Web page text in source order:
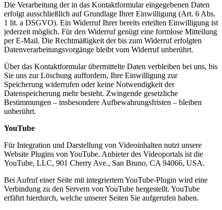
Die Verarbeitung der in das Kontaktformular eingegebenen Daten
erfolgt ausschließlich auf Grundlage Ihrer Einwilligung (Art. 6 Abs.
1 lit. a DSGVO). Ein Widerruf Ihrer bereits erteilten Einwilligung ist
jederzeit möglich. Für den Widerruf genügt eine formlose Mitteilung
per E-Mail. Die Rechtmäßigkeit der bis zum Widerruf erfolgten
Datenverarbeitungsvorgänge bleibt vom Widerruf unberührt.
Über das Kontaktformular übermittelte Daten verbleiben bei uns, bis
Sie uns zur Löschung auffordern, Ihre Einwilligung zur
Speicherung widerrufen oder keine Notwendigkeit der
Datenspeicherung mehr besteht. Zwingende gesetzliche
Bestimmungen – insbesondere Aufbewahrungsfristen – bleiben
unberührt.
YouTube
Für Integration und Darstellung von Videoinhalten nutzt unsere
Website Plugins von YouTube. Anbieter des Videoportals ist die
YouTube, LLC, 901 Cherry Ave., San Bruno, CA 94066, USA.
Bei Aufruf einer Seite mit integriertem YouTube-Plugin wird eine
Verbindung zu den Servern von YouTube hergestellt. YouTube
erfährt hierdurch, welche unserer Seiten Sie aufgerufen haben.